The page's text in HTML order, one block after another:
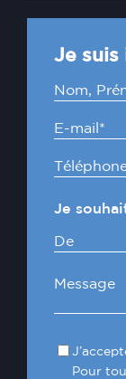
Je suis
Je
De
Pour